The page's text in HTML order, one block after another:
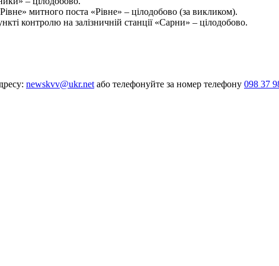
митного поста «Рівне» – цілодобово (за викликом).
контролю на залізничній станції «Сарни» – цілодобово.
newskvv@ukr.netабо телефонуйте за номер телефону 098 37